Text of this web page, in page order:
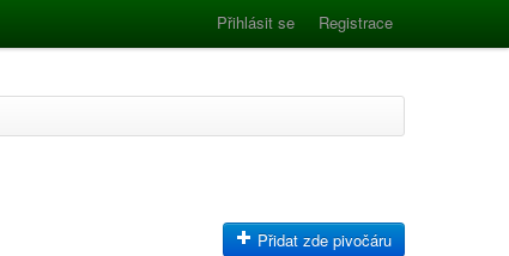
Přihlásit se Registrace
Přidat zde pivočáru